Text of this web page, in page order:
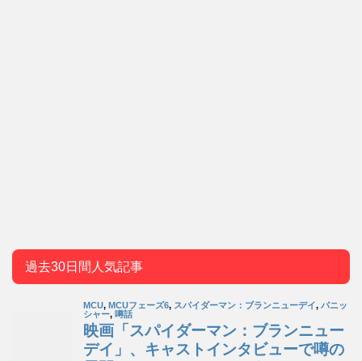
過去30日間人気記事